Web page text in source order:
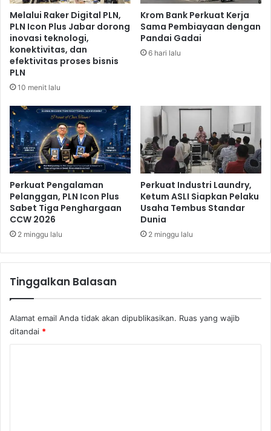
a
n
E
m
s
H
l
d
i
n
g
U
l
t
r
a
M
o
B
I
N
m
a
s
V
i
l
a
g
e
P
a
l
i
n
g
M
e
u
a
u
J
Melalui Raker Digital PLN,
PLN Icon Plus Jabar dorong
inovasi teknologi,
konektivitas, dan
efektivitas proses bisnis
PLN
10 menit lalu
Krom Bank Perkuat Kerja
Sama Pembiayaan dengan
Pandai Gadai
6 hari lalu
Perkuat Pengalaman
Pelanggan, PLN Icon Plus
Sabet Tiga Penghargaan
CCW 2026
2 minggu lalu
Perkuat Industri Laundry,
Ketum ASLI Siapkan Pelaku
Usaha Tembus Standar
Dunia
2 minggu lalu
Tinggalkan Balasan
Alamat email Anda tidak akan dipublikasikan. Ruas yang wajib
ditandai *